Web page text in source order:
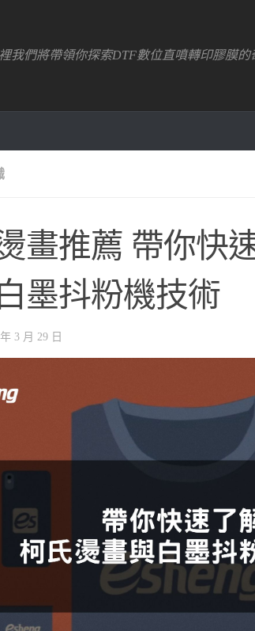
我們將帶領你探索DTF數位直噴轉印膠膜
畫推薦 帶你快
墨抖粉機技術
3 月 29 日